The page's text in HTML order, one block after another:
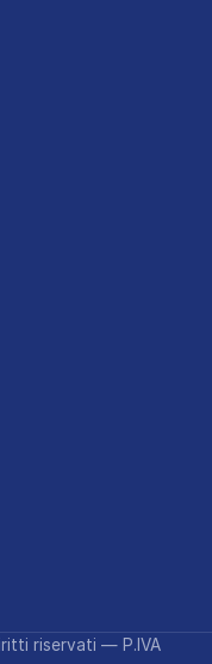
riservati — P.IVA